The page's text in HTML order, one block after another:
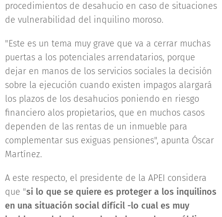
procedimientos de desahucio en caso de situaciones
de vulnerabilidad del inquilino moroso.
"Este es un tema muy grave que va a cerrar muchas
puertas a los potenciales arrendatarios, porque
dejar en manos de los servicios sociales la decisión
sobre la ejecución cuando existen impagos alargará
los plazos de los desahucios poniendo en riesgo
financiero alos propietarios, que en muchos casos
dependen de las rentas de un inmueble para
complementar sus exiguas pensiones", apunta Óscar
Martínez.
A este respecto, el presidente de la APEI considera
que "si lo que se quiere es proteger a los inquilinos
en una situación social difícil -lo cual es muy